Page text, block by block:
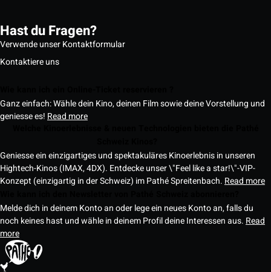
Hast du Fragen?
Verwende unser Kontaktformular
Kontaktiere uns
Ganz einfach: Wähle dein Kino, deinen Film sowie deine Vorstellung und
geniesse es! Read more
Geniesse ein einzigartiges und spektakuläres Kinoerlebnis in unseren
Hightech-Kinos (IMAX, 4DX). Entdecke unser \"Feel like a star!\"-VIP-
Konzept (einzigartig in der Schweiz) im Pathé Spreitenbach. Read more
Melde dich in deinem Konto an oder lege ein neues Konto an, falls du
noch keines hast und wähle in deinem Profil deine Interessen aus. Read
more